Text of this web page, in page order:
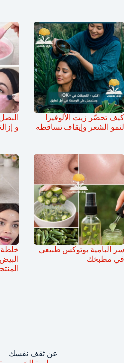
كيف تحضّر زيت الألوفيرا
لنمو الشعر وإيقاف تساقطه
و
سر البامية بوتوكس طبيعي
في مطبخك
خلطة
عن ثقف نفسك